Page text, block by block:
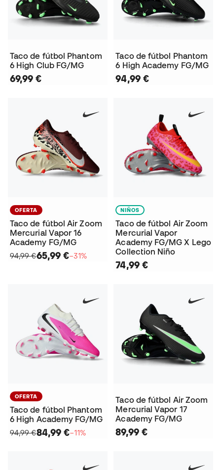
Taco de fútbol Phantom
6 High Club FG/MG
69,99 €
Taco de fútbol Phantom
6 High Academy FG/MG
94,99 €
OFERTA
Taco de fútbol Air Zoom
Mercurial Vapor 16
Academy FG/MG
94,99 €65,99 €−31%
NIÑOS
Taco de fútbol Air Zoom
Mercurial Vapor
Academy FG/MG X Lego
Collection Niño
74,99 €
OFERTA
Taco de fútbol Phantom
6 High Academy FG/MG
94,99 €84,99 €−11%
Taco de fútbol Air Zoom
Mercurial Vapor 17
Academy FG/MG
89,99 €